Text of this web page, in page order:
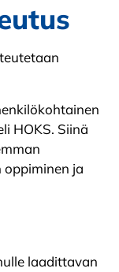
HOKS. Siinä
ja
laadittavan